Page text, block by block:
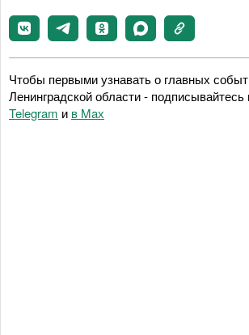
Чтобы первыми узнавать о главных
Ленинградской области - подписывайтесь
Telegram и в Maх